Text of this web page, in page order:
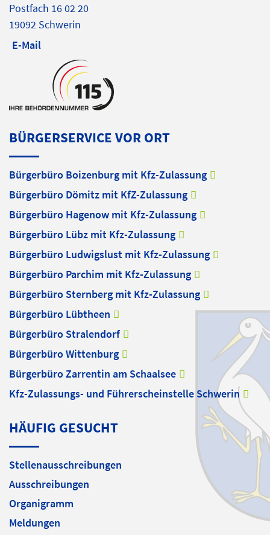
Postfach 16 02 20
19092 Schwerin
E-Mail
BÜRGERSERVICE VOR ORT
Bürgerbüro Boizenburg mit Kfz-Zulassung
Bürgerbüro Dömitz mit KfZ-Zulassung
Bürgerbüro Hagenow mit Kfz-Zulassung
Bürgerbüro Lübz mit Kfz-Zulassung
Bürgerbüro Ludwigslust mit Kfz-Zulassung
Bürgerbüro Parchim mit Kfz-Zulassung
Bürgerbüro Sternberg mit Kfz-Zulassung
Bürgerbüro Lübtheen
Bürgerbüro Stralendorf
Bürgerbüro Wittenburg
Bürgerbüro Zarrentin am Schaalsee
Kfz-Zulassungs- und Führerscheinstelle Schwerin
HÄUFIG GESUCHT
Stellenausschreibungen
Ausschreibungen
Organigramm
Meldungen